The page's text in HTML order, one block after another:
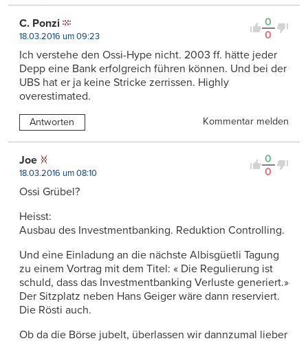
0
0
C. Ponzi
18.03.2016 um 09:23
Ich verstehe den Ossi-Hype nicht. 2003 ff. hätte jeder
Depp eine Bank erfolgreich führen können. Und bei der
UBS hat er ja keine Stricke zerrissen. Highly
overestimated.
Antworten Kommentar melden
0
0
Joe
18.03.2016 um 08:10
Ossi Grübel?
Heisst:
Ausbau des Investmentbanking. Reduktion Controlling.
Und eine Einladung an die nächste Albisgüetli Tagung
zu einem Vortrag mit dem Titel: « Die Regulierung ist
schuld, dass das Investmentbanking Verluste generiert.»
Der Sitzplatz neben Hans Geiger wäre dann reserviert.
Die Rösti auch.
Ob da die Börse jubelt, überlassen wir dannzumal lieber